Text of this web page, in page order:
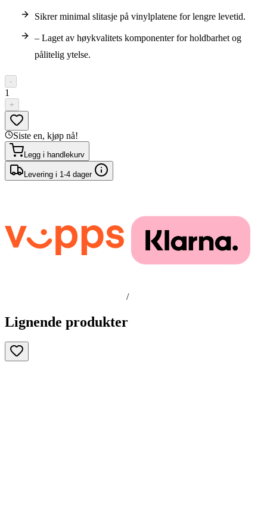
Sikrer minimal slitasje på vinylplatene for lengre levetid.
– Laget av høykvalitets komponenter for holdbarhet og
pålitelig ytelse.
-
1
+
Siste en, kjøp nå!
Legg i handlekurv
Levering i 1-4 dager
/
Lignende produkter